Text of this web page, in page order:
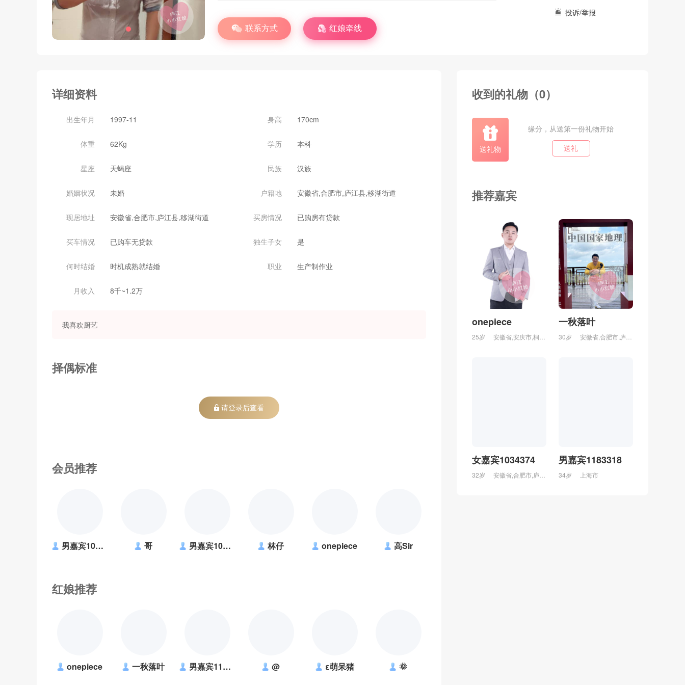
联系方式 红娘牵线
投诉/举报
详细资料
出生年月 1997-11 身高 170cm
体重 62Kg 学历 本科
星座 天蝎座 民族 汉族
婚姻状况 未婚 户籍地 安徽省,合肥市,庐江县,移湖街道
现居地址 安徽省,合肥市,庐江县,移湖街道 买房情况 已购房有贷款
买车情况 已购车无贷款 独生子女 是
何时结婚 时机成熟就结婚 职业 生产制作业
月收入 8千~1.2万
我喜欢厨艺
择偶标准
请登录后查看
会员推荐
男嘉宾1039861 哥 男嘉宾1037274 林仔 onepiece 高Sir
红娘推荐
onepiece 一秋落叶 男嘉宾1183318 @ ε萌呆猪 🌞
收到的礼物（0）
送礼物
缘分，从送第一份礼物开始
送礼
推荐嘉宾
onepiece
25岁 安徽省,安庆市,桐城市
一秋落叶
30岁 安徽省,合肥市,庐江县,万山镇
女嘉宾1034374
32岁 安徽省,合肥市,庐江县
男嘉宾1183318
34岁 上海市